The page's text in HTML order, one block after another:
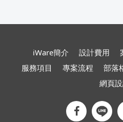
iWare簡介 設計費用
服務項目
專案流程 部落
網頁